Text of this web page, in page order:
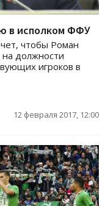
в исполком ФФУ
чтобы Роман
должности
игроков в
12 февраля 2017, 12:00